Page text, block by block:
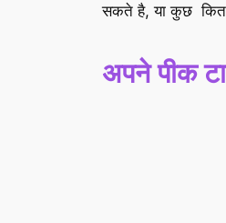
सकते है, या कुछ
अपने पीक